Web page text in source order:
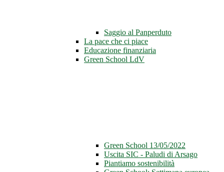
Saggio al Panperduto
La pace che ci piace
Educazione finanziaria
Green School LdV
Green School 13/05/2022
Uscita SIC - Paludi di Arsago
Piantiamo sostenibilità